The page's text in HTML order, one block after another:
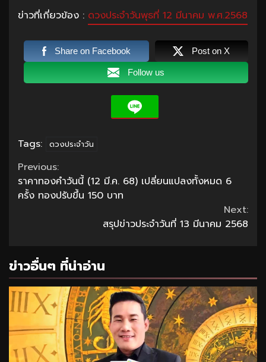
ข่าวที่เกี่ยวข้อง : ดวงประจำวันพุธที่ 12 มีนาคม พ.ศ.2568
Share on Facebook Post on X
Follow us
Tags: ดวงประจำวัน
Continue
Reading
Previous:
ราคาทองคำวันนี้ (12 มี.ค. 68) เปลี่ยนแปลงทั้งหมด 6
ครั้ง ทองปรับขึ้น 150 บาท
Next:
สรุปข่าวประจำวันที่ 13 มีนาคม 2568
ข่าวอื่นๆ ที่น่าอ่าน